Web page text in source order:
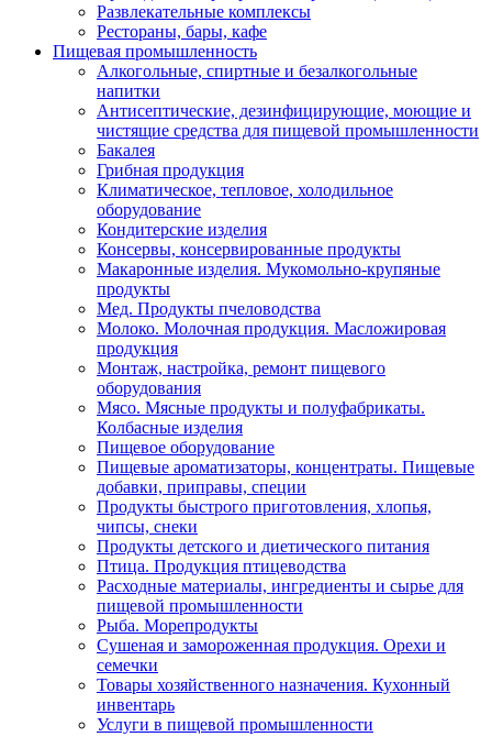
Развлекательные комплексы
Рестораны, бары, кафе
Пищевая промышленность
Алкогольные, спиртные и безалкогольные
напитки
Антисептические, дезинфицирующие, моющие и
чистящие средства для пищевой промышленности
Бакалея
Грибная продукция
Климатическое, тепловое, холодильное
оборудование
Кондитерские изделия
Консервы, консервированные продукты
Макаронные изделия. Мукомольно-крупяные
продукты
Мед. Продукты пчеловодства
Молоко. Молочная продукция. Масложировая
продукция
Монтаж, настройка, ремонт пищевого
оборудования
Мясо. Мясные продукты и полуфабрикаты.
Колбасные изделия
Пищевое оборудование
Пищевые ароматизаторы, концентраты. Пищевые
добавки, приправы, специи
Продукты быстрого приготовления, хлопья,
чипсы, снеки
Продукты детского и диетического питания
Птица. Продукция птицеводства
Расходные материалы, ингредиенты и сырье для
пищевой промышленности
Рыба. Морепродукты
Сушеная и замороженная продукция. Орехи и
семечки
Товары хозяйственного назначения. Кухонный
инвентарь
Услуги в пищевой промышленности